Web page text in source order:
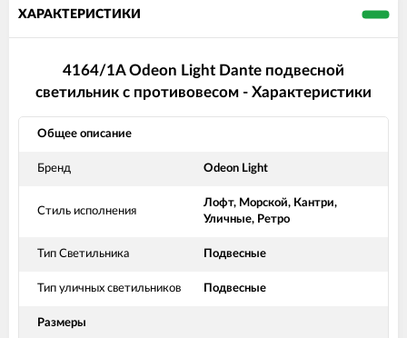
ХАРАКТЕРИСТИКИ
4164/1A Odeon Light Dante подвесной
светильник с противовесом - Характеристики
Общее описание
Бренд Odeon Light
Стиль исполнения
Лофт, Морской, Кантри,
Уличные, Ретро
Тип Светильника Подвесные
Тип уличных светильников Подвесные
Размеры